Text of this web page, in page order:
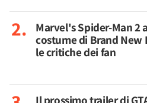
Marvel's Spider-Man 2
costume di Brand New
le critiche dei fan